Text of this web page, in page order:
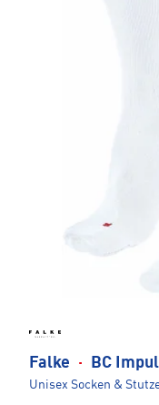
Falke · BC
Unisex Socken &